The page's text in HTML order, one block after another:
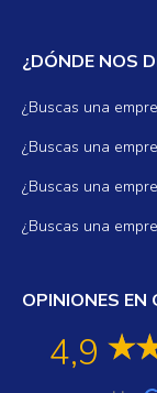
¿DÓNDE NOS
¿Buscas una
¿Buscas una
¿Buscas una
¿Buscas una
OPINIONES EN
4,9